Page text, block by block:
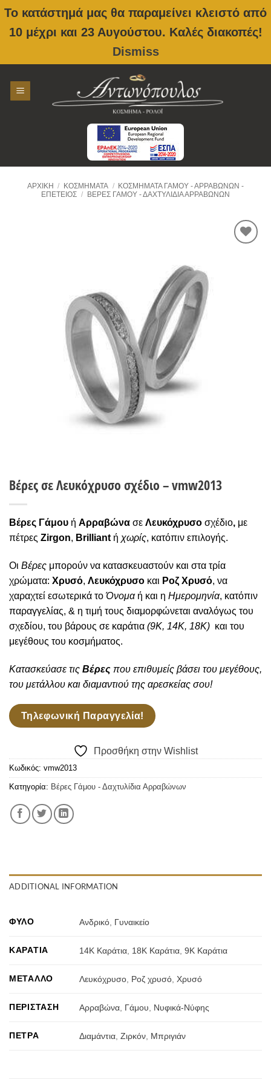
Το κατάστημά μας θα παραμείνει κλειστό από
10 μέχρι και 23 Αυγούστου. Καλές διακοπές!
Dismiss
content
ΑΡΧΙΚΉ / ΚΟΣΜΉΜΑΤΑ /
ΚΟΣΜΉΜΑΤΑ ΓΆΜΟΥ - ΑΡΡΑΒΏΝΩΝ -
ΕΠΈΤΕΙΟΣ / ΒΈΡΕΣ ΓΆΜΟΥ - ΔΑΧΤΥΛΊΔΙΑ ΑΡΡΑΒΏΝΩΝ
Βέρες σε Λευκόχρυσο σχέδιο – vmw2013
Βέρες Γάμου ή Αρραβώνα σε Λευκόχρυσο σχέδιο, με
πέτρες Zirgon, Brilliant ή χωρίς, κατόπιν επιλογής.
Οι Βέρες μπορούν να κατασκευαστούν και στα τρία
χρώματα: Χρυσό, Λευκόχρυσο και Ροζ Χρυσό, να
χαραχτεί εσωτερικά το Όνομαή και η Ημερομηνία, κατόπιν
παραγγελίας, & η τιμή τους διαμορφώνεται αναλόγως του
σχεδίου, του βάρους σε καράτια (9Κ, 14Κ, 18Κ) και του
μεγέθους του κοσμήματος.
Κατασκεύασε τις Βέρες που επιθυμείς βάσει του μεγέθους,
του μετάλλου και διαμαντιού της αρεσκείας σου!
Τηλεφωνική Παραγγελία!
Προσθήκη στην Wishlist
Κωδικός: vmw2013
Κατηγορία: Βέρες Γάμου - Δαχτυλίδια Αρραβώνων
ADDITIONAL INFORMATION
ΦΎΛΟ Ανδρικό Γυναικείο
ΚΑΡΆΤΙΑ 14Κ Καράτια 18Κ Καράτια ,9Κ Καράτια
ΜΈΤΑΛΛΟ Λευκόχρυσο Ροζ χρυσό Χρυσό
ΠΕΡΊΣΤΑΣΗ Αρραβώνα Γάμου Νυφικά-Νύφης
ΠΈΤΡΑ Διαμάντια ,Ζιρκόν Μπριγιάν